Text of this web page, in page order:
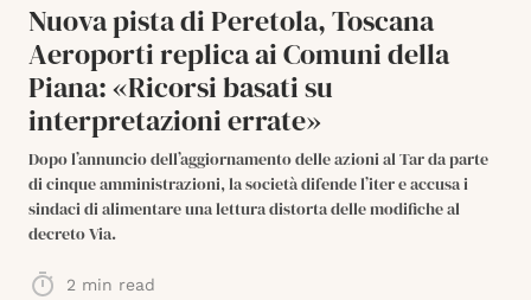
Nuova pista di Peretola, Toscana
Aeroporti replica ai Comuni della
Piana: «Ricorsi basati su
interpretazioni errate»
Dopo l’annuncio dell’aggiornamento delle azioni al Tar da parte
di cinque amministrazioni, la società difende l’iter e accusa i
sindaci di alimentare una lettura distorta delle modifiche al
decreto Via.
2 min read